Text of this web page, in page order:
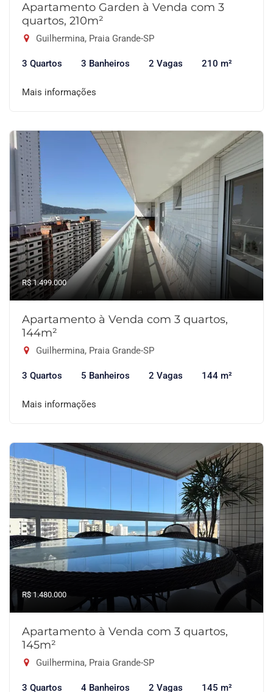
Apartamento Garden à Venda com 3
quartos, 210m²
Guilhermina, Praia Grande-SP
3 Quartos 3 Banheiros 2 Vagas 210 m²
Mais informações
R$ 1.499.000
Apartamento à Venda com 3 quartos,
144m²
Guilhermina, Praia Grande-SP
3 Quartos 5 Banheiros 2 Vagas 144 m²
Mais informações
R$ 1.480.000
Apartamento à Venda com 3 quartos,
145m²
Guilhermina, Praia Grande-SP
3 Quartos 4 Banheiros 2 Vagas 145 m²